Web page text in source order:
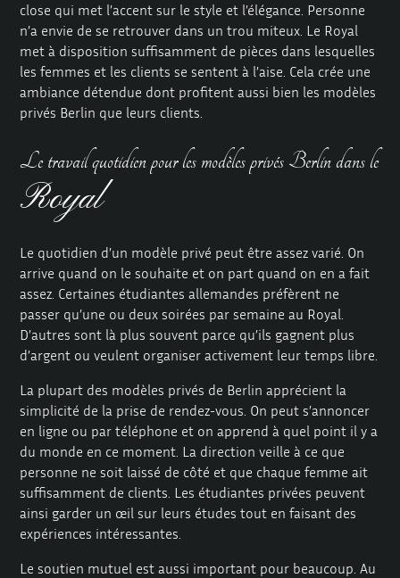
close qui met l’accent sur le style et l’élégance. Personne
n’a envie de se retrouver dans un trou miteux. Le Royal
met à disposition suffisamment de pièces dans lesquelles
les femmes et les clients se sentent à l’aise. Cela crée une
ambiance détendue dont profitent aussi bien les modèles
privés Berlin que leurs clients.
Le travail quotidien pour les modèles privés Berlin dans le
Royal
Le quotidien d’un modèle privé peut être assez varié. On
arrive quand on le souhaite et on part quand on en a fait
assez. Certaines étudiantes allemandes préfèrent ne
passer qu’une ou deux soirées par semaine au Royal.
D’autres sont là plus souvent parce qu’ils gagnent plus
d’argent ou veulent organiser activement leur temps libre.
La plupart des modèles privés de Berlin apprécient la
simplicité de la prise de rendez-vous. On peut s’annoncer
en ligne ou par téléphone et on apprend à quel point il y a
du monde en ce moment. La direction veille à ce que
personne ne soit laissé de côté et que chaque femme ait
suffisamment de clients. Les étudiantes privées peuvent
ainsi garder un œil sur leurs études tout en faisant des
expériences intéressantes.
Le soutien mutuel est aussi important pour beaucoup. Au